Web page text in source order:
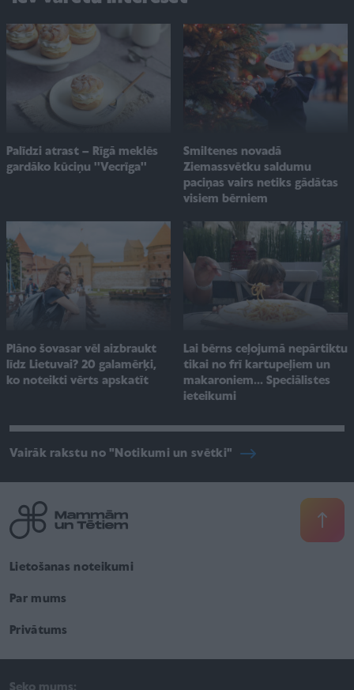
Palīdzi atrast – Rīgā meklēs
gardāko kūciņu ''Vecrīga''
Smiltenes novadā
Ziemassvētku saldumu
paciņas vairs netiks gādātas
visiem bērniem
Plāno šovasar vēl aizbraukt
līdz Lietuvai? 20 galamērķi,
ko noteikti vērts apskatīt
Lai bērns ceļojumā nepārtiktu
tikai no frī kartupeļiem un
makaroniem... Speciālistes
ieteikumi
Vairāk rakstu no "Notikumi un svētki"
Lietošanas noteikumi
Par mums
Privātums